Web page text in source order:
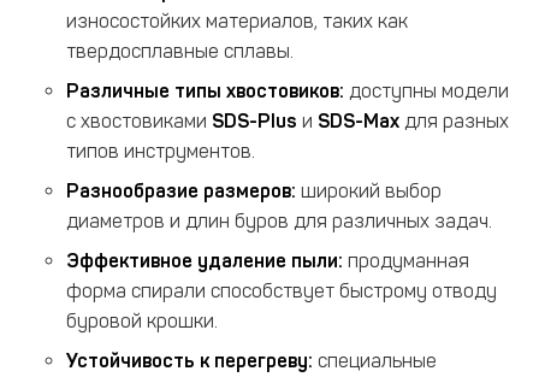
износостойких материалов, таких как
твердосплавные сплавы.
Различные типы хвостовиков: доступны модели
с хвостовиками SDS-Plus и SDS-Max для разных
типов инструментов.
Разнообразие размеров: широкий выбор
диаметров и длин буров для различных задач.
Эффективное удаление пыли: продуманная
форма спирали способствует быстрому отводу
буровой крошки.
Устойчивость к перегреву: специальные